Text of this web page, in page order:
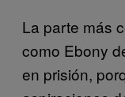
La parte más
como Ebony
en prisión,